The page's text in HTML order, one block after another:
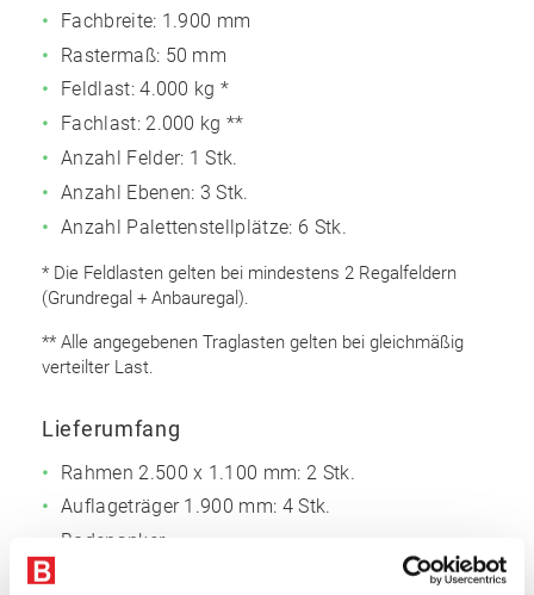
Fachbreite: 1.900 mm
Rastermaß: 50 mm
Feldlast:4.000 kg *
Fachlast: 2.000 kg **
Anzahl Felder: 1 Stk.
Anzahl Ebenen: 3 Stk.
Anzahl Palettenstellplätze: 6 Stk.
* Die Feldlasten gelten bei mindestens 2 Regalfeldern
(Grundregal + Anbauregal).
** Alle angegebenen Traglasten gelten bei gleichmäßig
verteilter Last.
Lieferumfang
Rahmen 2.500 x 1.100 mm: 2 Stk.
Auflageträger 1.900 mm: 4 Stk.
Bodenanker